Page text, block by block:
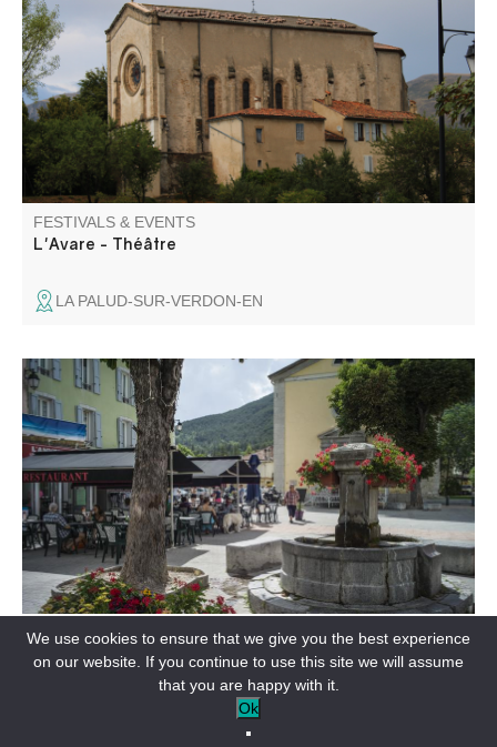
Molière, performed by the Les Gens d'ici theater troupe,
explores the folly of greed, the power of love, and
rebellion against despotism. Followed by a communal
meal.
FESTIVALS & EVENTS
L'Avare - Théâtre
LA PALUD-SUR-VERDON-EN
Through the old town, canals and former industrial sites,
this guided tour traces the evolution of Saint-André-les-
Alpes.
FESTIVALS & EVENTS
Histoire et patrimoine d’un village des Alpes de Haute-
Provence - Visite guidée
SAINT-ANDRÉ-LES-ALPES-EN
We use cookies to ensure that we give you the best experience
on our website. If you continue to use this site we will assume
that you are happy with it.
Ok